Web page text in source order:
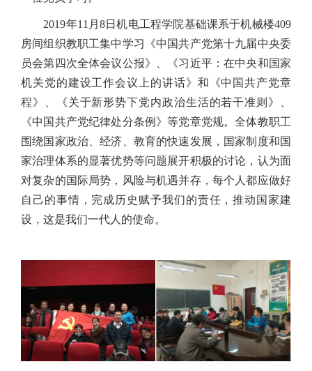
2019年11月8日机电工程学院基础课系于机械楼409
房间组织教职工集中学习《中国共产党第十九届中央委
员会第四次全体会议公报》、《习近平：在中央和国家
机关党的建设工作会议上的讲话》和《中国共产党章
程》、《关于新形势下党内政治生活的若干准则》、
《中国共产党纪律处分条例》等党章党规。全体教职工
围绕国家政治、经济、教育的快速发展，国家制度和国
家治理体系的显著优势等问题展开积极的讨论，认为面
对复杂的国际局势，风险与机遇并存，每个人都应做好
自己的事情，完成历史赋予我们的责任，推动国家建
设，这是我们一代人的使命。